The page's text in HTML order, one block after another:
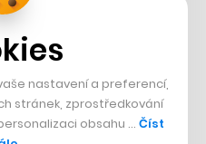
nastavení a preferencí,
stránek, zprostředkování
obsahu … Číst